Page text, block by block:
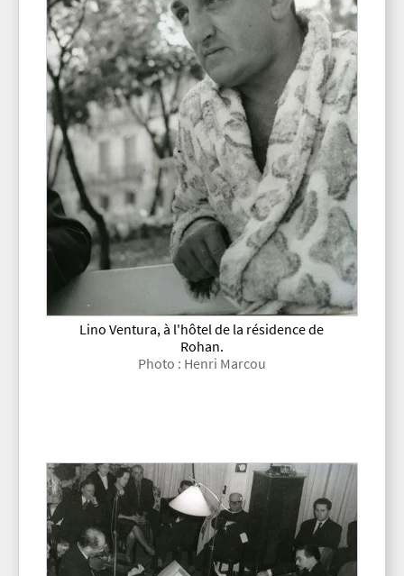
Lino Ventura, à l'hôtel de la résidence de
Rohan.
Photo : Henri Marcou